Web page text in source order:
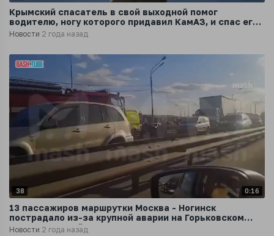
Крымский спасатель в свой выходной помог
водителю, ногу которого придавил КамАЗ, и спас его
от ампутации
Новости 2 года назад
38 0:16
13 пассажиров маршрутки Москва - Ногинск
пострадало из-за крупной аварии на Горьковском
шоссе в Старой Купавне
Новости 2 года назад